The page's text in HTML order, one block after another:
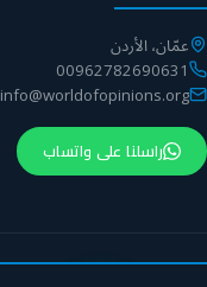
عمّان، الأردن
00962782690631
info@worldofopinions.org
راسلنا على واتساب
© 2026 مركز عالم الآراء. جميع الحقوق محفوظة.